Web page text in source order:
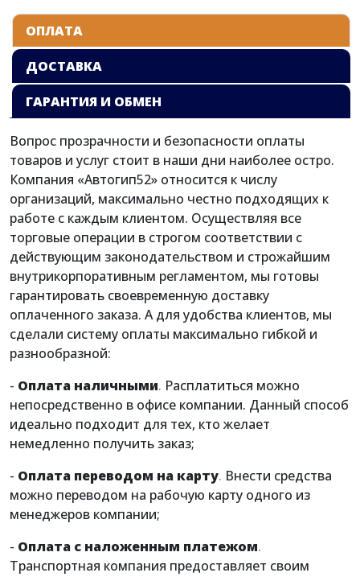
ОПЛАТА
ДОСТАВКА
ГАРАНТИЯ И ОБМЕН
Вопрос прозрачности и безопасности оплаты
товаров и услуг стоит в наши дни наиболее остро.
Компания «Автогип52» относится к числу
организаций, максимально честно подходящих к
работе с каждым клиентом. Осуществляя все
торговые операции в строгом соответствии с
действующим законодательством и строжайшим
внутрикорпоративным регламентом, мы готовы
гарантировать своевременную доставку
оплаченного заказа. А для удобства клиентов, мы
сделали систему оплаты максимально гибкой и
разнообразной:
- Оплата наличными. Расплатиться можно
непосредственно в офисе компании. Данный способ
идеально подходит для тех, кто желает
немедленно получить заказ;
- Оплата переводом на карту. Внести средства
можно переводом на рабочую карту одного из
менеджеров компании;
- Оплата с наложенным платежом.
Транспортная компания предоставляет своим